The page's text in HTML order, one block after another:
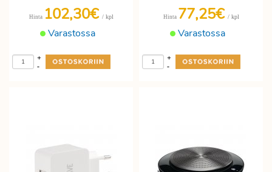
Varastossa
Hinta 102,30€ / kpl
-
+
Varastossa
Hinta 77,25€ / kpl
-
+